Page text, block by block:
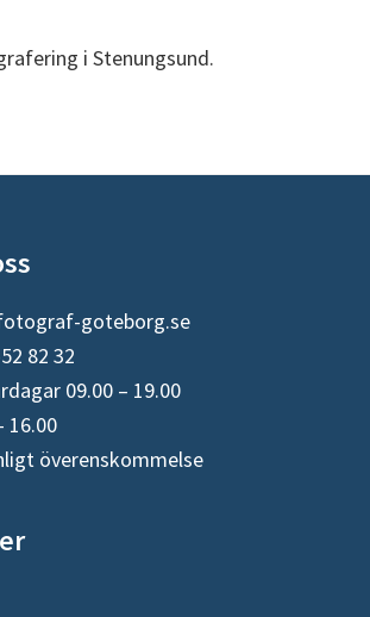
goteborg.se
82 32
09.00 – 19.00
16.00
överenskommelse